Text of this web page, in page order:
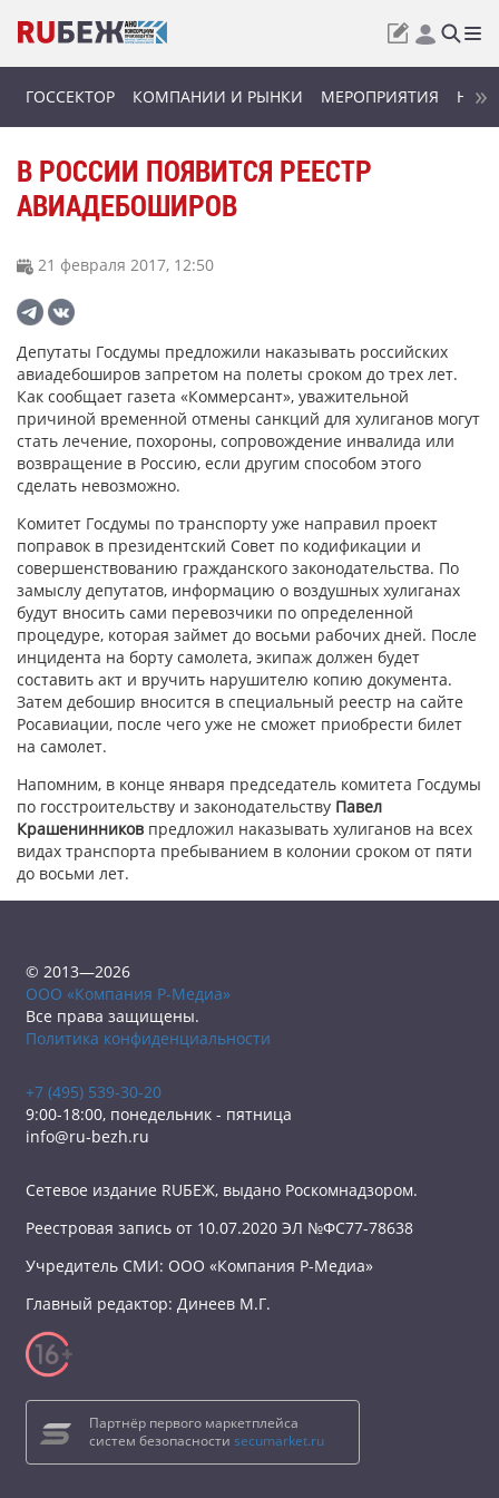
ГОССЕКТОР КОМПАНИИ И РЫНКИ МЕРОПРИЯТИЯ
В РОССИИ ПОЯВИТСЯ РЕЕСТР
АВИАДЕБОШИРОВ
21 февраля 2017, 12:50
Депутаты Госдумы предложили наказывать российских
авиадебоширов запретом на полеты сроком до трех лет.
Как сообщает газета «Коммерсант», уважительной
причиной временной отмены санкций для хулиганов могут
стать лечение, похороны, сопровождение инвалида или
возвращение в Россию, если другим способом этого
сделать невозможно.
Комитет Госдумы по транспорту уже направил проект
поправок в президентский Совет по кодификации и
совершенствованию гражданского законодательства. По
замыслу депутатов, информацию о воздушных хулиганах
будут вносить сами перевозчики по определенной
процедуре, которая займет до восьми рабочих дней. После
инцидента на борту самолета, экипаж должен будет
составить акт и вручить нарушителю копию документа.
Затем дебошир вносится в специальный реестр на сайте
Росавиации, после чего уже не сможет приобрести билет
на самолет.
Напомним, в конце января председатель комитета Госдумы
по госстроительству и законодательству Павел
Крашенинников предложил наказывать хулиганов на всех
видах транспорта пребыванием в колонии сроком от пяти
до восьми лет.
© 2013—2026
ООО «Компания Р-Медиа»
Все права защищены.
Политика конфиденциальности
+7 (495) 539-30-20
9:00-18:00, понедельник - пятница
info@ru-bezh.ru
Сетевое издание RUБЕЖ, выдано Роскомнадзором.
Реестровая запись от 10.07.2020 ЭЛ №ФС77-78638
Учредитель СМИ: ООО «Компания Р-Медиа»
Главный редактор: Динеев М.Г.
Партнёр первого маркетплейса
систем безопасности secumarket.ru